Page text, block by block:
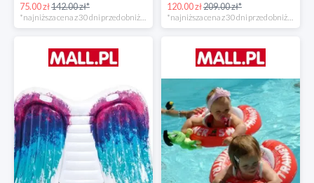
75.00 zł142.00 zł*
*najniższa cena z 30 dni przed obniżką
120.00 zł209.00 zł*
*najniższa cena z 30 dni przed obniżką